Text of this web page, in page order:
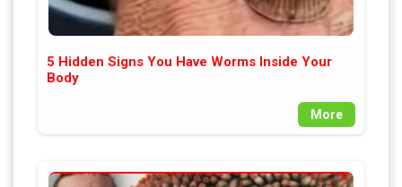
5 Hidden Signs You Have Worms Inside Your
Body
More